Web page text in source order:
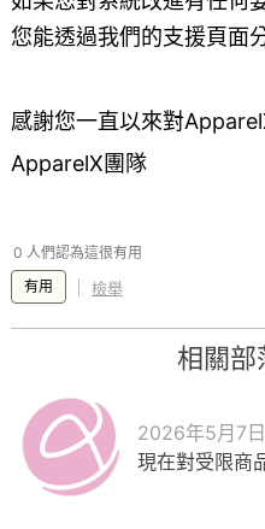
您能透過我們的支援頁面
感謝您一直以來對
ApparelX團隊
0 人們認為這很有用
有用 檢舉
相關部
2026年5月7日
現在對受限商